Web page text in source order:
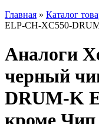
Главная » Каталог
ELP-CH-XC550-
Аналоги
черный
DRUM-K